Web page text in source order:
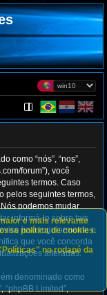
como “nós”, “nos”,
forum”), você
termos. Caso
pelos seguintes termos,
podemos mudar
informá-lo sobre tais
isso regularmente e
que você concorda
alteradas.
denominado como
“phpBB Limited”,
e mais relevante
política de cookies.
no rodapé da